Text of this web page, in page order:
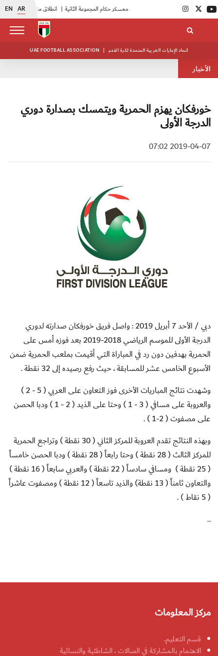
EN AR انطلاق منافسات بطولة النخبة لحرس الرئاسة |
UAE FOOTBALL ASSOCIATION | اتحاد الإمارات العربية المتحدة لكرة القدم
الأخبار
خورفكان يهزم الحمرية ويتمسك بصدارة دوري
الدرجة الأولى
2019-04-07 07:02
دبي / الأحد 7 أبريل 2019 : واصل فريق خورفكان صدارته لدوري
الدرجة الأولى للموسم الرياضي 2018-2019 بعد فوزه أمس على
الحمرية بهدفين دون رد في المباراة التي أقيمت بملعب الحمرية ضمن
الأسبوع الخامس عشر للمسابقة ، حيث رفع رصيده إلى 32 نقطة .
وشهدت نتائج المباريات الأخرى فوز التعاون على العربي ( 5 - 2 )
والعروبة على مسافي ( 3 - 1 ) وحتا على الذيد ( 2 - 1 ) ودبا الحصن
على مصفوت ( 2-1 ) .
وبهذه النتائج تقدم العروبة للمركز الثاني ( 30 نقطة ) وتراجع الحمرية
للمركز الثالث ( 28 نقطة ) وحتا رابعاً ( 28 نقطة ) ودبا الحصن خامساً
( 25 نقطة ) ومسافي سادساً ( 22 نقطة ) والعربي سابعاً ( 16 نقطة )
والتعاون ثامناً ( 13 نقطة) والذيد تاسعاً ( 12 نقطة ) ومصفوت عاشراً
( 5 نقاط ) .
..
مركز المعلومات
قسم التعليم.
الاهتمام بالمشاركة في الصالات ، الشاطئية والنسائية